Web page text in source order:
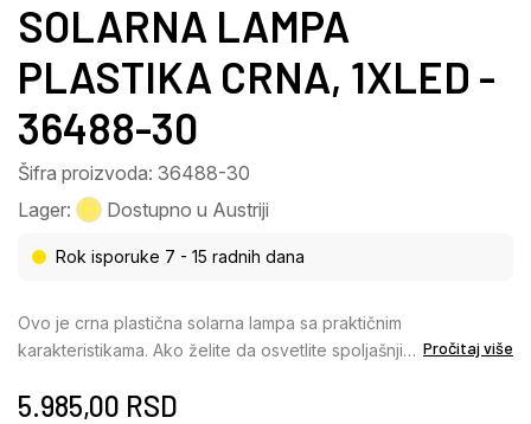
SOLARNA LAMPA
PLASTIKA CRNA, 1XLED -
36488-30
Šifra proizvoda: 36488-30
Lager:
Dostupno u Austriji
Rok isporuke 7 - 15 radnih dana
Ovo je crna plastična solarna lampa sa praktičnim
karakteristikama. Ako želite da osvetlite spoljašnji
napajanje, jer lampa ima integrisani solarni panel.
Pročitaj više
5.985,00 RSD